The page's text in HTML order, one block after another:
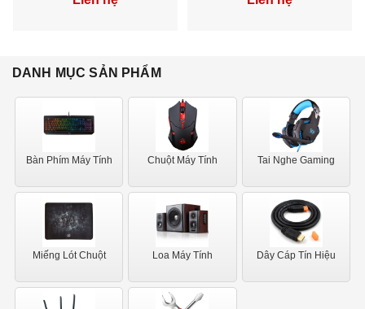
Dịch vụ Sửa Bàn Phím Cơ
DANH MỤC SẢN PHẨM
Bàn Phím Máy Tính Chuột Máy Tính Tai Nghe Gaming
Miếng Lót Chuột Loa Máy Tính Dây Cáp Tín Hiệu